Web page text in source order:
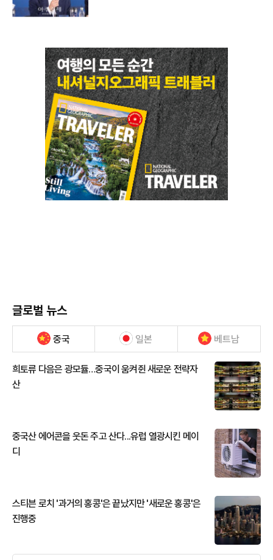
글로벌 뉴스
중국 일본 베트남
희토류 다음은 광모듈…중국이 움켜쥔 새로운 전략자
산
중국산 에어콘을 웃돈 주고 산다...유럽 열광시킨 메이
디
스티븐 로치 '과거의 홍콩'은 끝났지만 '새로운 홍콩'은
진행중